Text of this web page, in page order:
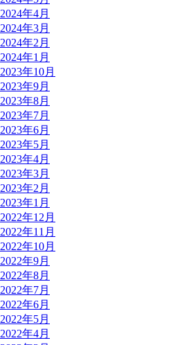
2024年4月
2024年3月
2024年2月
2024年1月
2023年10月
2023年9月
2023年8月
2023年7月
2023年6月
2023年5月
2023年4月
2023年3月
2023年2月
2023年1月
2022年12月
2022年11月
2022年10月
2022年9月
2022年8月
2022年7月
2022年6月
2022年5月
2022年4月